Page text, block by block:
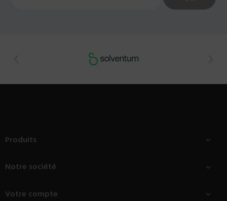
Produits 
Notre société 
Votre compte 